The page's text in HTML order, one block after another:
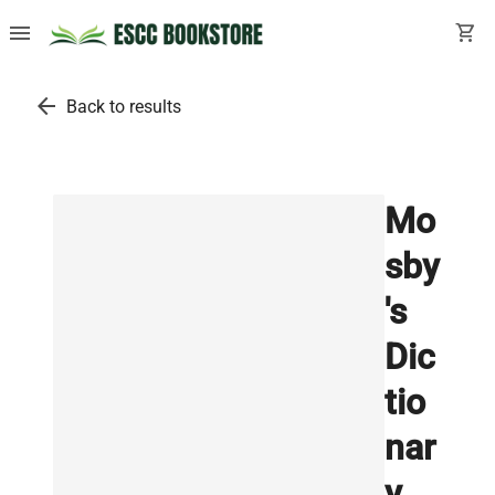
menu shopping_cart
arrow_back Back to results
Mo
sby
's
Dic
tio
nar